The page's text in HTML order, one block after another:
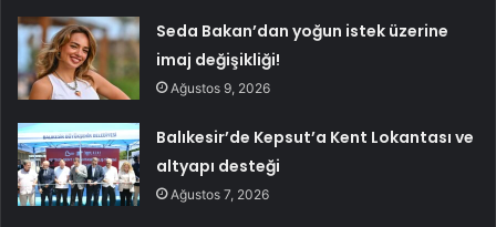
Seda Bakan’dan yoğun istek üzerine
imaj değişikliği!
Ağustos 9, 2026
Balıkesir’de Kepsut’a Kent Lokantası ve
altyapı desteği
Ağustos 7, 2026